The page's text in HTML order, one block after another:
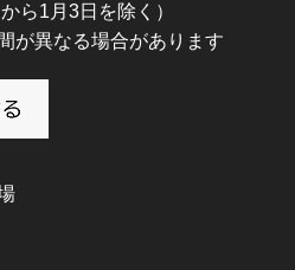
ら1月3日を除く）
が異なる場合があります